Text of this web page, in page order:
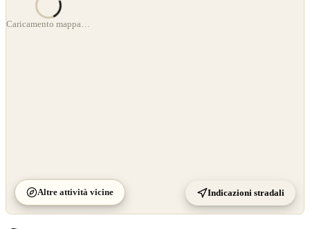
Caricamento mappa…
Altre attività vicine Indicazioni stradali